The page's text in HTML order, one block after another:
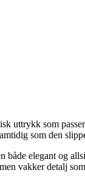
uttrykk som
som den
både elegant og
vakker detalj